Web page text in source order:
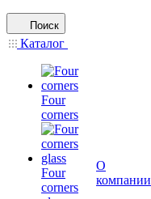
Поиск
Каталог
Four
corners
Four
corners
О
компании